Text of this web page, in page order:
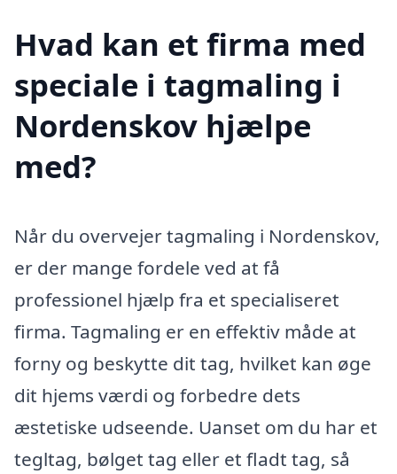
Hvad kan et firma med
speciale i tagmaling i
Nordenskov hjælpe
med?
Når du overvejer tagmaling i Nordenskov,
er der mange fordele ved at få
professionel hjælp fra et specialiseret
firma. Tagmaling er en effektiv måde at
forny og beskytte dit tag, hvilket kan øge
dit hjems værdi og forbedre dets
æstetiske udseende. Uanset om du har et
tegltag, bølget tag eller et fladt tag, så